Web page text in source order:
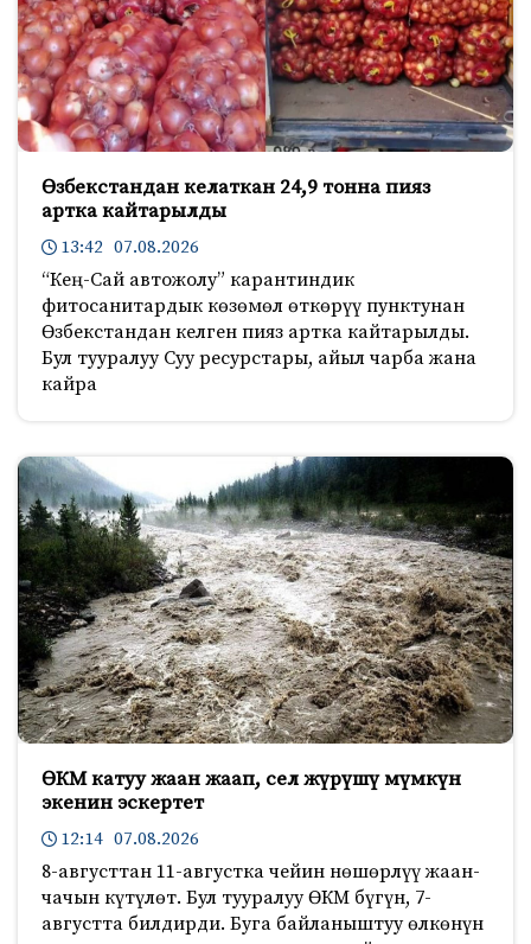
Өзбекстандан келаткан 24,9 тонна пияз
артка кайтарылды
13:42 07.08.2026
“Кең-Сай автожолу” карантиндик
фитосанитардык көзөмөл өткөрүү пунктунан
Өзбекстандан келген пияз артка кайтарылды.
Бул тууралуу Суу ресурстары, айыл чарба жана
кайра
ӨКМ катуу жаан жаап, сел жүрүшү мүмкүн
экенин эскертет
12:14 07.08.2026
8-августтан 11-августка чейин нөшөрлүү жаан-
чачын күтүлөт. Бул тууралуу ӨКМ бүгүн, 7-
августта билдирди. Буга байланыштуу өлкөнүн